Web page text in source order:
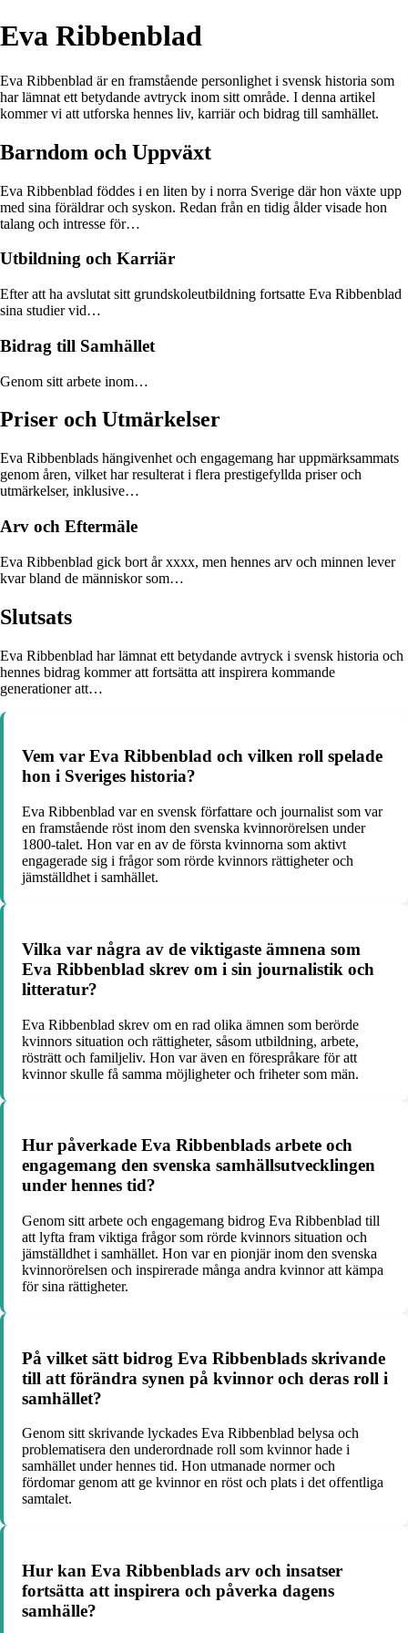
Eva Ribbenblad
Eva Ribbenblad är en framstående personlighet i svensk historia som
har lämnat ett betydande avtryck inom sitt område. I denna artikel
kommer vi att utforska hennes liv, karriär och bidrag till samhället.
Barndom och Uppväxt
Eva Ribbenblad föddes i en liten by i norra Sverige där hon växte upp
med sina föräldrar och syskon. Redan från en tidig ålder visade hon
talang och intresse för…
Utbildning och Karriär
Efter att ha avslutat sitt grundskoleutbildning fortsatte Eva Ribbenblad
sina studier vid…
Bidrag till Samhället
Genom sitt arbete inom…
Priser och Utmärkelser
Eva Ribbenblads hängivenhet och engagemang har uppmärksammats
genom åren, vilket har resulterat i flera prestigefyllda priser och
utmärkelser, inklusive…
Arv och Eftermäle
Eva Ribbenblad gick bort år xxxx, men hennes arv och minnen lever
kvar bland de människor som…
Slutsats
Eva Ribbenblad har lämnat ett betydande avtryck i svensk historia och
hennes bidrag kommer att fortsätta att inspirera kommande
generationer att…
Vem var Eva Ribbenblad och vilken roll spelade
hon i Sveriges historia?
Eva Ribbenblad var en svensk författare och journalist som var
en framstående röst inom den svenska kvinnorörelsen under
1800-talet. Hon var en av de första kvinnorna som aktivt
engagerade sig i frågor som rörde kvinnors rättigheter och
jämställdhet i samhället.
Vilka var några av de viktigaste ämnena som
Eva Ribbenblad skrev om i sin journalistik och
litteratur?
Eva Ribbenblad skrev om en rad olika ämnen som berörde
kvinnors situation och rättigheter, såsom utbildning, arbete,
rösträtt och familjeliv. Hon var även en förespråkare för att
kvinnor skulle få samma möjligheter och friheter som män.
Hur påverkade Eva Ribbenblads arbete och
engagemang den svenska samhällsutvecklingen
under hennes tid?
Genom sitt arbete och engagemang bidrog Eva Ribbenblad till
att lyfta fram viktiga frågor som rörde kvinnors situation och
jämställdhet i samhället. Hon var en pionjär inom den svenska
kvinnorörelsen och inspirerade många andra kvinnor att kämpa
för sina rättigheter.
På vilket sätt bidrog Eva Ribbenblads skrivande
till att förändra synen på kvinnor och deras roll i
samhället?
Genom sitt skrivande lyckades Eva Ribbenblad belysa och
problematisera den underordnade roll som kvinnor hade i
samhället under hennes tid. Hon utmanade normer och
fördomar genom att ge kvinnor en röst och plats i det offentliga
samtalet.
Hur kan Eva Ribbenblads arv och insatser
fortsätta att inspirera och påverka dagens
samhälle?